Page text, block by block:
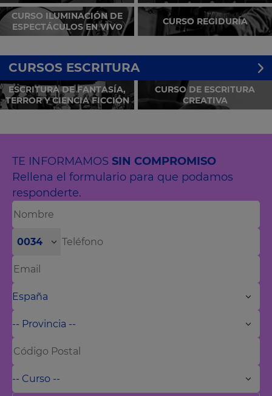
CURSO ILUMINACIÓN DE
ESPECTÁCULOS EN VIVO
CURSO REGIDURÍA
CURSOS ESCRITURA
ESCRITURA DE FANTASÍA,
TERROR Y CIENCIA FICCIÓN
CURSO DE ESCRITURA
CREATIVA
TE INFORMAMOS SIN COMPROMISO
Rellena el formulario para que podamos
responderte.
0034